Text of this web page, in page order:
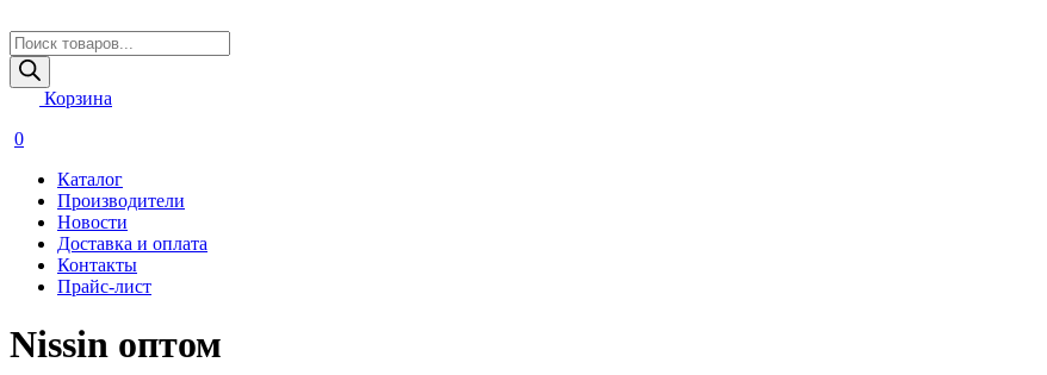
Поиск
товаров
Корзина
0
Каталог
Производители
Новости
Доставка и оплата
Контакты
Прайс-лист
Nissin оптом